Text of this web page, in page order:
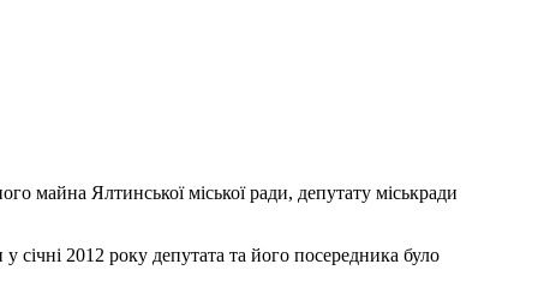
майна Ялтинської міської ради, депутату міськради
2012 року депутата та його посередника було